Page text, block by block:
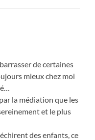
de certaines
mieux chez moi
la médiation que les
et le plus
des enfants, ce